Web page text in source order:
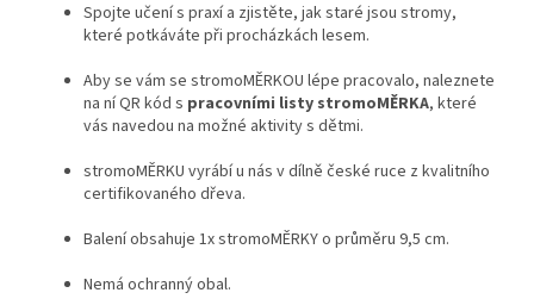
Spojte učení s praxí a zjistěte, jak staré jsou stromy,
které potkáváte při procházkách lesem.
Aby se vám se stromoMĚRKOU lépe pracovalo, naleznete
na ní QR kód s pracovními listy stromoMĚRKA, které
vás navedou na možné aktivity s dětmi.
stromoMĚRKU vyrábí u nás v dílně české ruce z kvalitního
certifikovaného dřeva.
Balení obsahuje 1x stromoMĚRKY o průměru 9,5 cm.
Nemá ochranný obal.